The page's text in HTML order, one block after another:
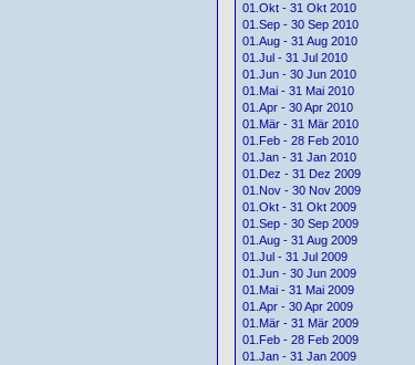
01.Okt - 31 Okt 2010
01.Sep - 30 Sep 2010
01.Aug - 31 Aug 2010
01.Jul - 31 Jul 2010
01.Jun - 30 Jun 2010
01.Mai - 31 Mai 2010
01.Apr - 30 Apr 2010
01.Mär - 31 Mär 2010
01.Feb - 28 Feb 2010
01.Jan - 31 Jan 2010
01.Dez - 31 Dez 2009
01.Nov - 30 Nov 2009
01.Okt - 31 Okt 2009
01.Sep - 30 Sep 2009
01.Aug - 31 Aug 2009
01.Jul - 31 Jul 2009
01.Jun - 30 Jun 2009
01.Mai - 31 Mai 2009
01.Apr - 30 Apr 2009
01.Mär - 31 Mär 2009
01.Feb - 28 Feb 2009
01.Jan - 31 Jan 2009